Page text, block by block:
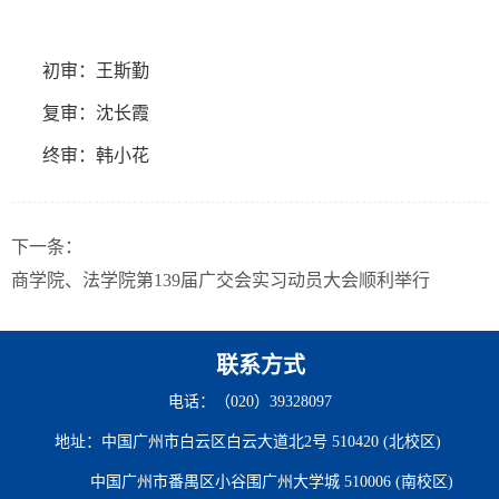
初审：王斯勤
复审：沈长霞
终审：韩小花
下一条：
商学院、法学院第139届广交会实习动员大会顺利举行
联系方式
电话：（020）39328097
地址：中国广州市白云区白云大道北2号 510420 (北校区)
中国广州市番禺区小谷围广州大学城 510006 (南校区)